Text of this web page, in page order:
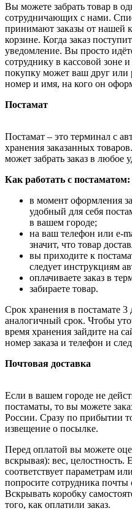
Вы можете забрать товар в
сотрудничающих с нами.
принимают заказы от нашей
корзине. Когда заказ
уведомление. Вы просто
сотруднику в кассовой зоне
покупку может ваш друг или
номер и имя, на кого он
Постамат
Постамат – это терминал с
хранения заказанных
может забрать заказ в любое
Как работать с постаматом:
в момент оформления
удобный для себя
в вашем городе;
на ваш телефон или e-
значит, что товар
вы приходите к
следует инструкциям
оплачиваете заказ в
забираете товар.
Срок хранения в постамате
аналогичный срок. Чтобы
время хранения зайдите на
номер заказа и телефон и
Почтовая доставка
Если в вашем городе не
постаматы, то вы можете
России. Сразу по прибытии
извещение о посылке.
Перед оплатой вы можете
вскрывая): вес, целостность.
соответствует параметрам
попросите сотрудника почты
Вскрывать коробку
того, как оплатили заказ.